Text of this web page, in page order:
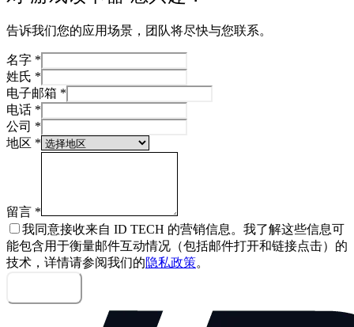
告诉我们您的应用场景，团队将尽快与您联系。
名字 *
姓氏 *
电子邮箱 *
电话 *
公司 *
地区 *
留言 *
我同意接收来自 ID TECH 的营销信息。我了解这些信息可
能包含用于衡量邮件互动情况（包括邮件打开和链接点击）的
技术，详情请参阅我们的隐私政策。